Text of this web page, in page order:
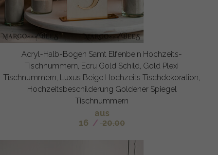
Acryl-Halb-Bogen Samt Elfenbein Hochzeits-
Tischnummern, Ecru Gold Schild, Gold Plexi
Tischnummern, Luxus Beige Hochzeits Tischdekoration,
Hochzeitsbeschilderung Goldener Spiegel
Tischnummern
aus
16 / 20.00